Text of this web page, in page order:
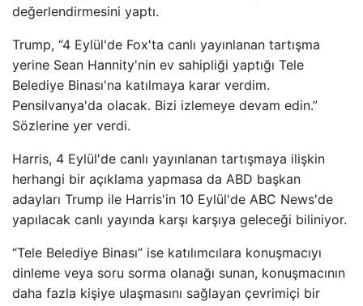
değerlendirmesini yaptı.
Trump, “4 Eylül'de Fox'ta canlı yayınlanan tartışma
yerine Sean Hannity'nin ev sahipliği yaptığı Tele
Belediye Binası'na katılmaya karar verdim.
Pensilvanya'da olacak. Bizi izlemeye devam edin.”
Sözlerine yer verdi.
Harris, 4 Eylül'de canlı yayınlanan tartışmaya ilişkin
herhangi bir açıklama yapmasa da ABD başkan
adayları Trump ile Harris'in 10 Eylül'de ABC News'de
yapılacak canlı yayında karşı karşıya geleceği biliniyor.
“Tele Belediye Binası” ise katılımcılara konuşmacıyı
dinleme veya soru sorma olanağı sunan, konuşmacının
daha fazla kişiye ulaşmasını sağlayan çevrimiçi bir